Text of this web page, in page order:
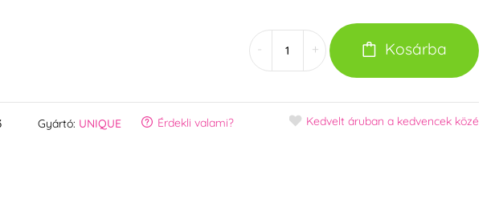
+ Kosárba
Gyártó: UNIQUE Érdekli valami? Kedvelt áruban a kedvencek közé